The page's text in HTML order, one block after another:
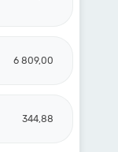
6 809,00
344,88